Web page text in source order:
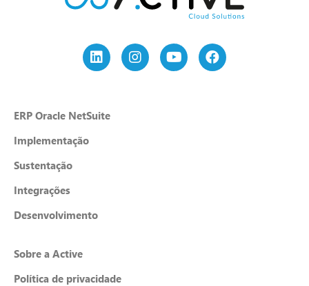
ERP Oracle NetSuite
Implementação
Sustentação
Integrações
Desenvolvimento
Sobre a Active
Política de privacidade